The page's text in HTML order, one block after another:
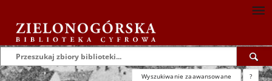
Wyszukiwanie zaawansowane ?